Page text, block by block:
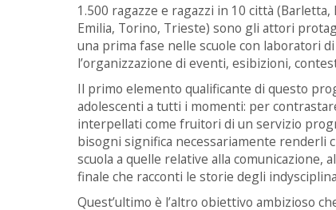
1.500 ragazze e ragazzi in 10 città
Emilia, Torino, Trieste) sono gli attori
una prima fase nelle scuole con laboratori
l’organizzazione di eventi, esibizioni,
Il primo elemento qualificante di questo
adolescenti a tutti i momenti: per
interpellati come fruitori di un servizio
bisogni significa necessariamente renderli
scuola a quelle relative alla comunicazione,
finale che racconti le storie degli
Quest’ultimo è l’altro obiettivo ambizioso